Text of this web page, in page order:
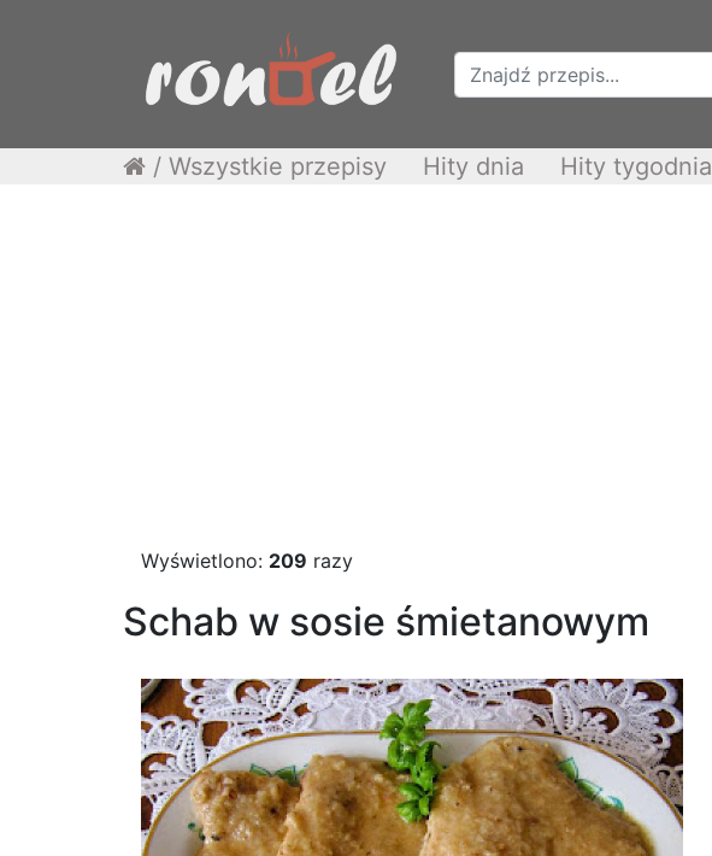
/ Wszystkie przepisy Hity dnia Hity tygodnia
Wyświetlono: 209 razy
Schab w sosie śmietanowym